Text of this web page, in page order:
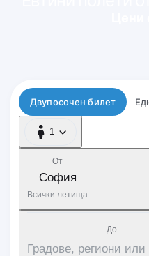
Тип полет
Двупосочен билет
1
1 Пътник
От
София
Всички летища
Дo
Градове, региони